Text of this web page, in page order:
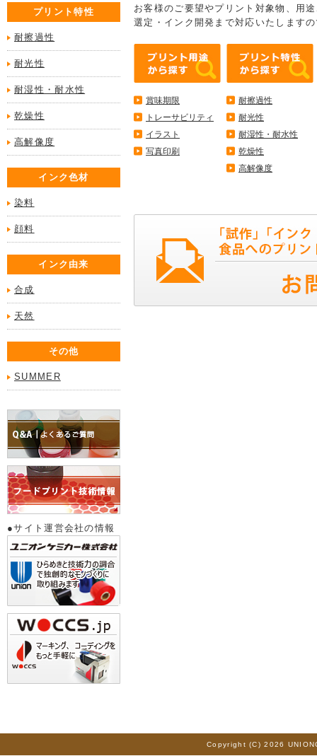
プリント特性
耐擦過性
耐光性
耐湿性・耐水性
乾燥性
高解像度
インク色材
染料
顔料
インク由来
合成
天然
その他
SUMMER
●サイト運営会社の情報
お客様のご要望やプリント対象物、用
選定・インク開発まで対応いたします
賞味期限
トレーサビリティ
イラスト
写真印刷
耐擦過性
耐光性
耐湿性・耐水性
乾燥性
高解像度
Copyright (C) 2026